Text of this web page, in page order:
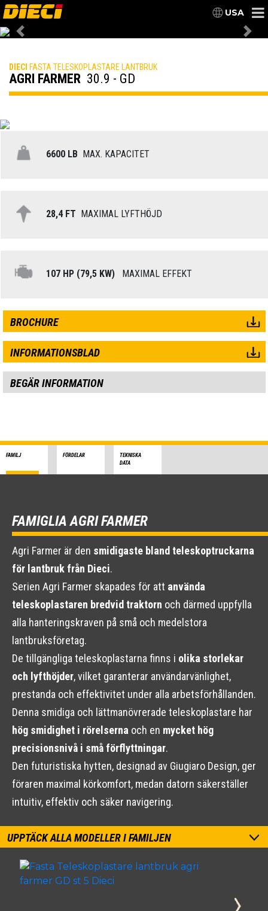
USA
Previous
DIECI FASTA TELESKOPLASTARE LANTBRUK
AGRI FARMER 30.9 - GD
6600 LB MAX. KAPACITET
28,4 FT MAXIMAL LYFTHÖJD
107 HP (79,5 KW) MAXIMAL EFFEKT
BROCHURE
INFORMATIONSBLAD
BEGÄR INFORMATION
FAMILJ FÖRDELAR
TEKNISKA
DATA
FAMIGLIA AGRI FARMER
Agri Farmer är den smidigaste bland teleskoptruckarna
för lantbruk från Dieci.
Serien Agri Farmer skapades för att använda
teleskoplastaren bredvid traktorn och därmed uppfylla
alla hanteringskraven på små och medelstora
lantbruksföretag.
De tillgängliga teleskoplastarna finns i olika storlekar
och lyfthöjder, vilket garanterar användarvänlighet,
prestanda och effektivitet under alla arbetsförhållanden.
Denna smidiga och lättmanövrerade teleskoplastare har
hög smidighet i rörelserna och en mycket hög
precisionsnivå i små förflyttningar.
Den futuristiska hytten, designad av Giugiaro Design, ger
föraren maximal körkomfort, medan datorn säkerställer
intuitiv, effektiv och säker navigering.
UPPTÄCK ALLA MODELLER I FAMILJEN